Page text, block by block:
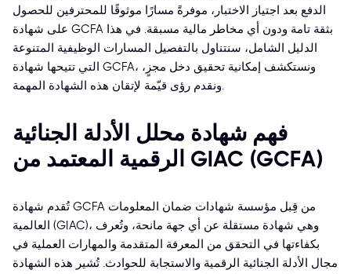
الدفع بعد اجتياز الاختبار، موفرةً مسارًا موثوقًا للمحترفين للحصول
على شهادة GCFA بثقة تامة ودون أي مخاطر مالية مسبقة. في هذا
الدليل الشامل، سنتناول بالتفصيل المسارات الوظيفية المتنوعة
التي تتيحها شهادة GCFA، ونستكشف إمكانية تحقيق دخل مجزٍ،
ونقدم رؤى قيّمة لإتقان هذه الشهادة المهمة.
فهم شهادة محلل الأدلة الجنائية
الرقمية المعتمد من GIAC (GCFA)
تُقدم شهادة GCFA من قِبل مؤسسة شهادات ضمان المعلومات
العالمية (GIAC)، وهي شهادة مستقلة عن أي جهة مانحة، وتُعرف
بكفاءتها في التحقق من المعرفة المتقدمة والمهارات العملية في
مجال الأدلة الجنائية الرقمية والاستجابة للحوادث. تُشير هذه الشهادة